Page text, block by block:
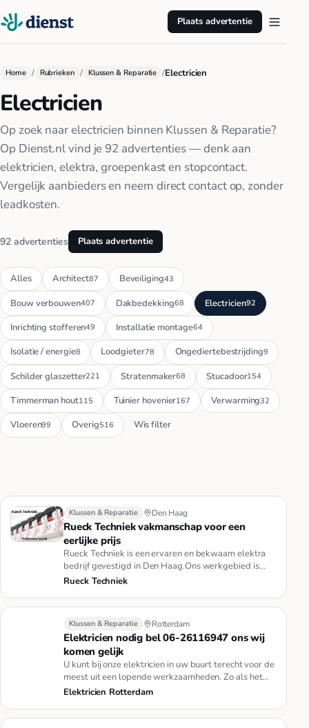
Plaats advertentie
Home / Rubrieken / Klussen & Reparatie /Electricien
Electricien
Op zoek naar electricien binnen Klussen & Reparatie?
Op Dienst.nl vind je 92 advertenties — denk aan
elektricien, elektra, groepenkast en stopcontact.
Vergelijk aanbieders en neem direct contact op, zonder
leadkosten.
92 advertenties Plaats advertentie
Alles Architect87 Beveiliging43
Bouw verbouwen407 Dakbedekking68 Electricien92
Inrichting stofferen49 Installatie montage64
Isolatie / energie8 Loodgieter78 Ongediertebestrijding9
Schilder glaszetter221 Stratenmaker68 Stucadoor154
Timmerman hout115 Tuinier hovenier167 Verwarming32
Vloeren99 Overig516 Wis filter
Klussen & Reparatie Den Haag
Rueck Techniek vakmanschap voor een
eerlijke prijs
Rueck Techniek is een ervaren en bekwaam elektra
bedrijf gevestigd in Den Haag.Ons werkgebied is
verspreid door heel ned…
Rueck Techniek
Klussen & Reparatie Rotterdam
Elektricien nodig bel 06-26116947 ons wij
komen gelijk
U kunt bij onze elektricien in uw buurt terecht voor de
meest uit een lopende werkzaamheden. Zo als het
laten plaatsen v…
Elektricien Rotterdam